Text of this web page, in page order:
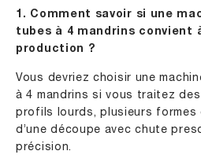
1. Comment savoir si une
tubes à 4 mandrins convient
production ?
Vous devriez choisir une
à 4 mandrins si vous traitez
profils lourds, plusieurs formes
d’une découpe avec chute
précision.